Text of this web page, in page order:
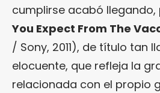
cumplirse acabó llegando,
You Expect From The
/ Sony, 2011), de título tan
elocuente, que refleja la
relacionada con el propio